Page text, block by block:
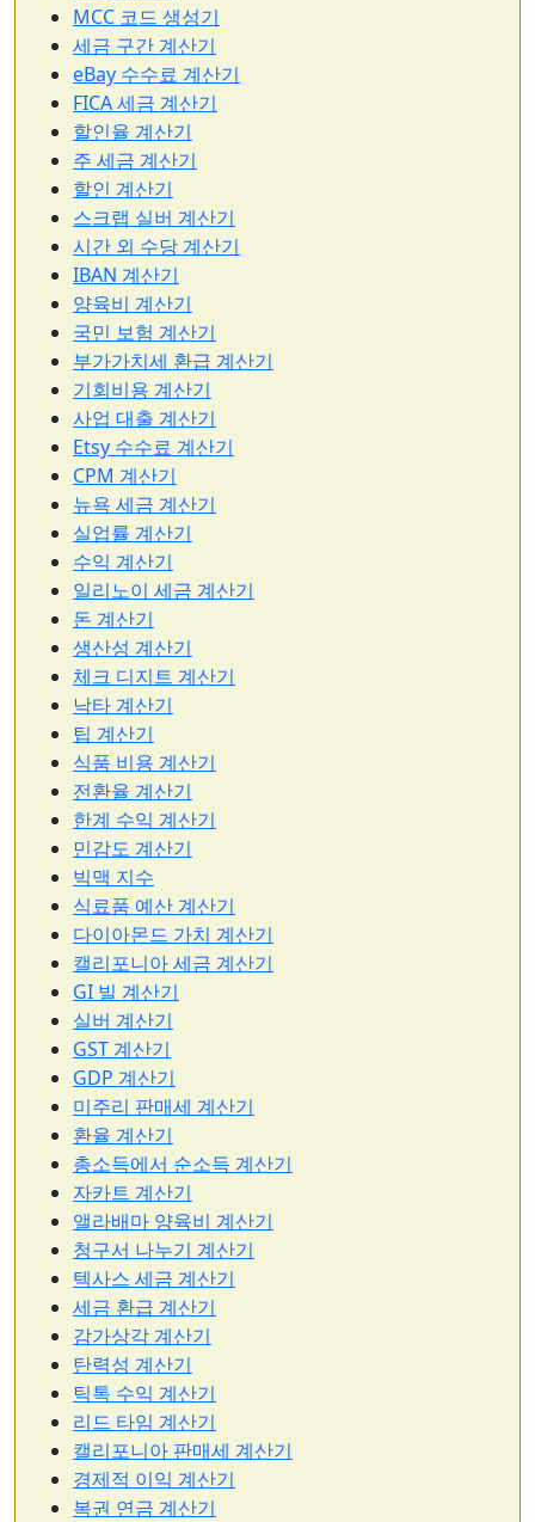
MCC 코드 생성기
세금 구간 계산기
eBay 수수료 계산기
FICA 세금 계산기
할인율 계산기
주 세금 계산기
할인 계산기
스크랩 실버 계산기
시간 외 수당 계산기
IBAN 계산기
양육비 계산기
국민 보험 계산기
부가가치세 환급 계산기
기회비용 계산기
사업 대출 계산기
Etsy 수수료 계산기
CPM 계산기
뉴욕 세금 계산기
실업률 계산기
수익 계산기
일리노이 세금 계산기
돈 계산기
생산성 계산기
체크 디지트 계산기
낙타 계산기
팁 계산기
식품 비용 계산기
전환율 계산기
한계 수익 계산기
민감도 계산기
빅맥 지수
식료품 예산 계산기
다이아몬드 가치 계산기
캘리포니아 세금 계산기
GI 빌 계산기
실버 계산기
GST 계산기
GDP 계산기
미주리 판매세 계산기
환율 계산기
총소득에서 순소득 계산기
자카트 계산기
앨라배마 양육비 계산기
청구서 나누기 계산기
텍사스 세금 계산기
세금 환급 계산기
감가상각 계산기
탄력성 계산기
틱톡 수익 계산기
리드 타임 계산기
캘리포니아 판매세 계산기
경제적 이익 계산기
복권 연금 계산기